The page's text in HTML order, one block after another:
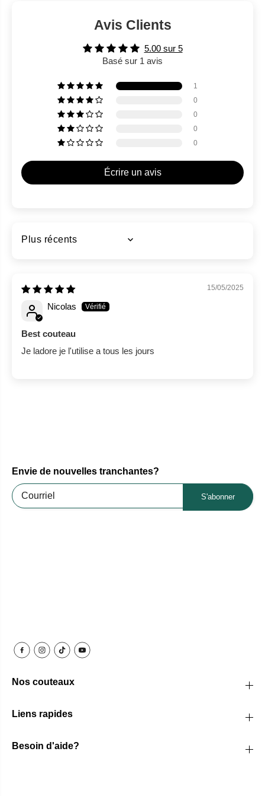
Avis Clients
5.00 sur 5
Basé sur 1 avis
1
0
0
0
0
Écrire un avis
Sort by
15/05/2025
Nicolas
Best couteau
Je ladore je l'utilise a tous les jours
Envie de nouvelles tranchantes?
S'abonner
Nos couteaux
Liens rapides
Besoin d'aide?